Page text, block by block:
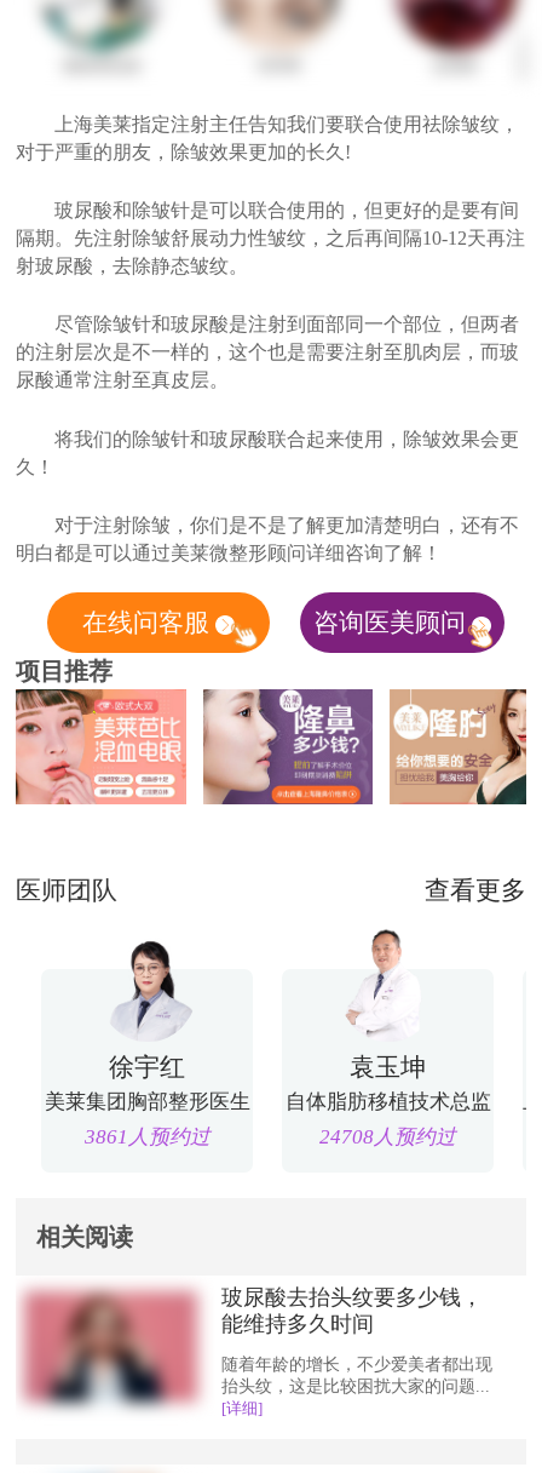
上海美莱指定注射主任告知我们要联合使用祛除皱纹，
对于严重的朋友，除皱效果更加的长久!
玻尿酸和除皱针是可以联合使用的，但更好的是要有间
隔期。先注射除皱舒展动力性皱纹，之后再间隔10-12天再注
射玻尿酸，去除静态皱纹。
尽管除皱针和玻尿酸是注射到面部同一个部位，但两者
的注射层次是不一样的，这个也是需要注射至肌肉层，而玻
尿酸通常注射至真皮层。
将我们的除皱针和玻尿酸联合起来使用，除皱效果会更
久！
对于注射除皱，你们是不是了解更加清楚明白，还有不
明白都是可以通过美莱微整形顾问详细咨询了解！
在线问客服 咨询医美顾问
项目推荐
医师团队 查看更多
徐宇红
美莱集团胸部整形医生
3861人预约过
袁玉坤
自体脂肪移植技术总监
24708人预约过
相关阅读
玻尿酸去抬头纹要多少钱，
能维持多久时间
随着年龄的增长，不少爱美者都出现
抬头纹，这是比较困扰大家的问题...
[详细]